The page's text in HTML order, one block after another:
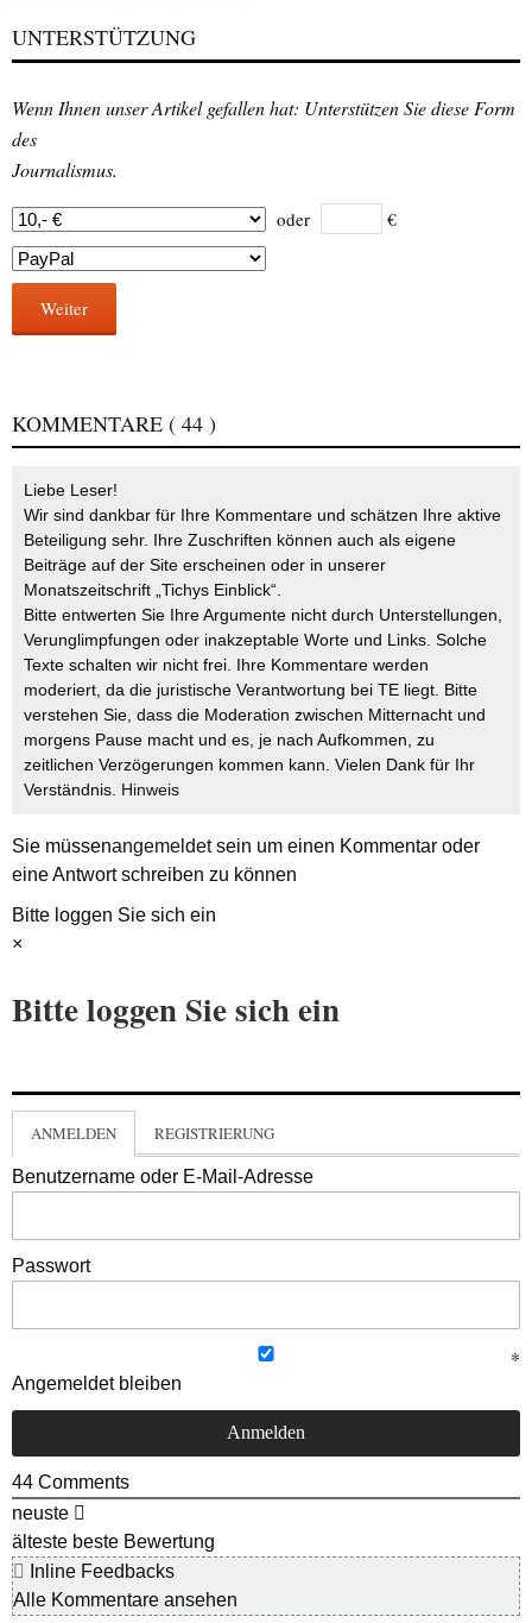
UNTERSTÜTZUNG
Wenn Ihnen unser Artikel gefallen hat: Unterstützen Sie diese Form
des
Journalismus.
oder €
Weiter
KOMMENTARE ( 44 )
Liebe Leser!
Wir sind dankbar für Ihre Kommentare und schätzen Ihre aktive
Beteiligung sehr. Ihre Zuschriften können auch als eigene
Beiträge auf der Site erscheinen oder in unserer
Monatszeitschrift „Tichys Einblick“.
Bitte entwerten Sie Ihre Argumente nicht durch Unterstellungen,
Verunglimpfungen oder inakzeptable Worte und Links. Solche
Texte schalten wir nicht frei. Ihre Kommentare werden
moderiert, da die juristische Verantwortung bei TE liegt. Bitte
verstehen Sie, dass die Moderation zwischen Mitternacht und
morgens Pause macht und es, je nach Aufkommen, zu
zeitlichen Verzögerungen kommen kann. Vielen Dank für Ihr
Verständnis. Hinweis
Sie müssenangemeldetsein um einen Kommentar oder
eine Antwort schreiben zu können
Bitte loggen Sie sich ein
×
Bitte loggen Sie sich ein
ANMELDEN REGISTRIERUNG
Benutzername oder E-Mail-Adresse
Passwort
Angemeldet bleiben
44 Comments
neuste
älteste beste Bewertung
Inline Feedbacks
Alle Kommentare ansehen